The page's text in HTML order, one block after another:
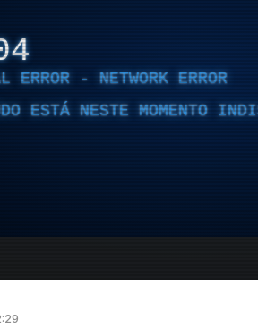
ERROR - NETWORK ERROR
ESTÁ NESTE MOMENTO